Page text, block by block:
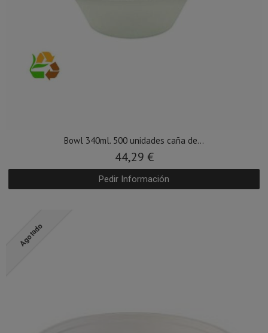
Bowl 340ml. 500 unidades caña de...
44,29 €
Pedir Información
Agotado